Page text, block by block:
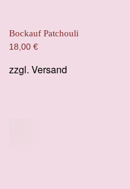
Bockauf Patchouli
18,00 €
zzgl. Versand